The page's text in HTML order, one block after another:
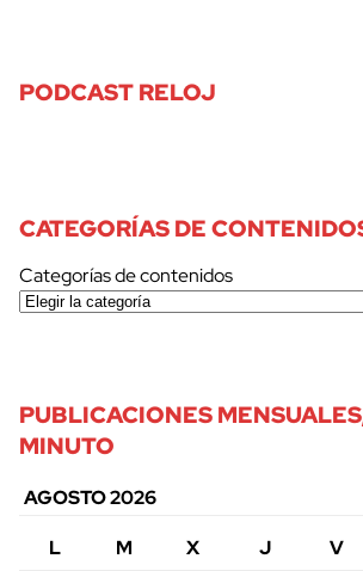
PODCAST RELOJ
CATEGORÍAS DE
Categorías de contenidos
PUBLICACIONES
MINUTO
AGOSTO 2026
L
M X J V